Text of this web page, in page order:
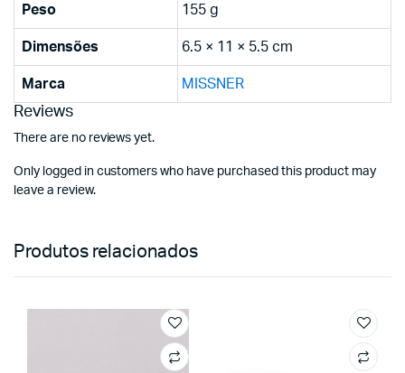
Peso 155 g
Dimensões 6.5 × 11 × 5.5 cm
Marca MISSNER
Reviews
There are no reviews yet.
Only logged in customers who have purchased this product may
leave a review.
Produtos relacionados